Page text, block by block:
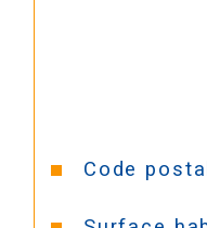
Caractéristiques
Code